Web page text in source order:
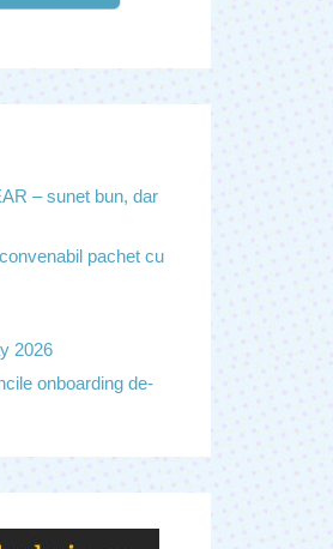
– sunet bun, dar
pachet cu
2026
onboarding de-